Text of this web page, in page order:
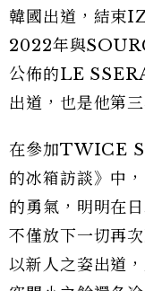
韓國出道，結束
2022年與
公佈的LE
出道，也是他第
在參加TWICE
的冰箱訪談》中
的勇氣，明明在
不僅放下一切再
以新人之姿出道